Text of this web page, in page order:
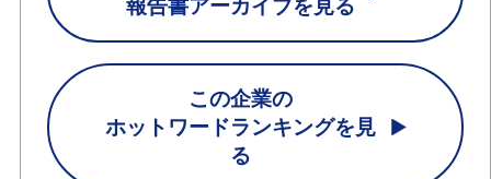
報告書アーカイブを見る
この企業の
ホットワードランキングを見
る